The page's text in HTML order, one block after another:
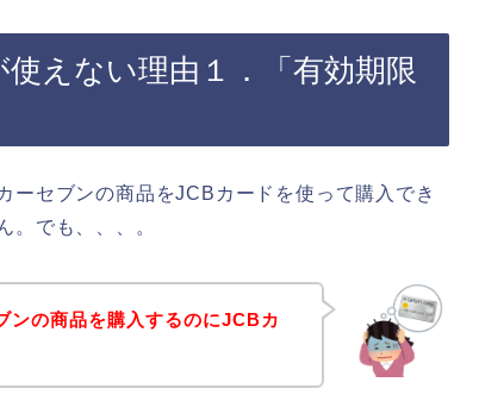
えない理由１．「有効期限
ーセブンの商品をJCBカードを使って購入でき
。でも、、、。
ンの商品を購入するのにJCBカ